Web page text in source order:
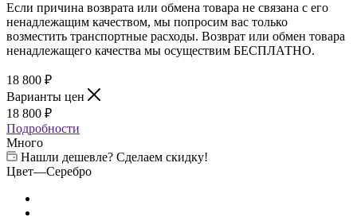
Если причина возврата или обмена товара не связана с его
ненадлежащим качеством, мы попросим вас только
возместить транспортные расходы. Возврат или обмен товара
ненадлежащего качества мы осуществим БЕСПЛАТНО.
18 800 ₽
Варианты цен
18 800 ₽
Подробности
Много
Нашли дешевле? Сделаем скидку!
Цвет—Серебро